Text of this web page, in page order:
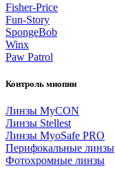
Fisher-Price
Fun-Story
SpongeBob
Winx
Paw Patrol
Контроль миопии
Линзы MyCON
Линзы Stellest
Линзы MyoSafe PRO
Перифокальные линзы
Фотохромные линзы